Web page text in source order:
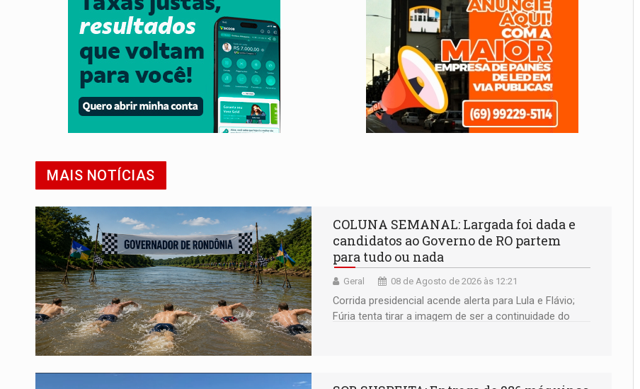
MAIS NOTÍCIAS
COLUNA SEMANAL: Largada foi dada e
candidatos ao Governo de RO partem
para tudo ou nada
Geral 08 de Agosto de 2026 às 12:21
Corrida presidencial acende alerta para Lula e Flávio;
Fúria tenta tirar a imagem de ser a continuidade do